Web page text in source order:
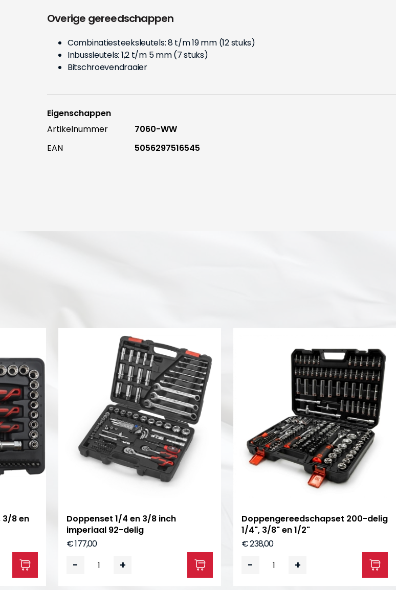
Overige gereedschappen
Combinatiesteeksleutels: 8 t/m 19 mm (12 stuks)
Inbussleutels: 1,2 t/m 5 mm (7 stuks)
Bitschroevendraaier
Eigenschappen
Artikelnummer
7060-WW
EAN
5056297516545
3/8 en
Doppenset 1/4 en 3/8 inch
imperiaal 92-delig
€ 177,00
- +
Doppengereedschapset 200-delig
1/4", 3/8" en 1/2"
€ 238,00
- +